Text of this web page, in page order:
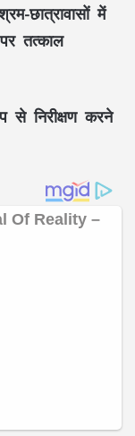
छात्रावासों में
तत्काल
से निरीक्षण करने